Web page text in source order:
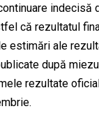
indecisă
că rezultatul
estimări ale
după
rezultate